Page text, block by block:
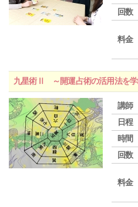
回数
料金
九星術Ⅱ ～開運占術の活用法を学
講師
日程
時間
回数
料金